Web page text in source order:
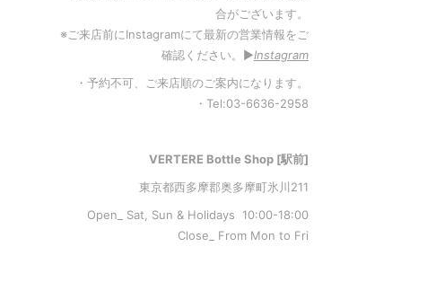
合がございます。
※ご来店前にInstagramにて最新の営業情報をご
確認ください。▶︎Instagram
・予約不可、ご来店順のご案内になります。
・Tel:03-6636-2958
VERTERE Bottle Shop [駅前]
東京都西多摩郡奥多摩町氷川211
Open_ Sat, Sun & Holidays 10:00-18:00
Close_ From Mon to Fri